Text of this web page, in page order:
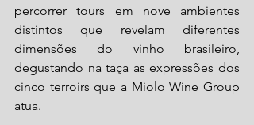
percorrer tours em nove ambientes
distintos que revelam diferentes
dimensões do vinho brasileiro,
degustando na taça as expressões dos
cinco terroirs que a Miolo Wine Group
atua.